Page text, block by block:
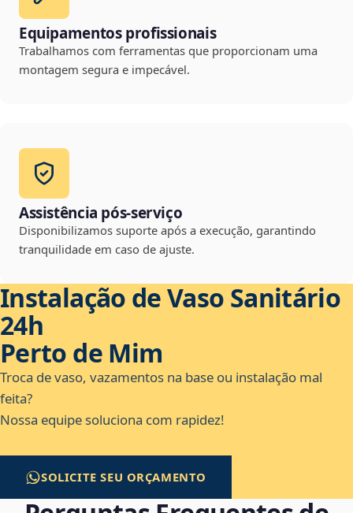
Equipamentos profissionais
Trabalhamos com ferramentas que proporcionam uma
montagem segura e impecável.
Assistência pós-serviço
Disponibilizamos suporte após a execução, garantindo
tranquilidade em caso de ajuste.
Instalação de Vaso Sanitário
24h
Perto de Mim
Troca de vaso, vazamentos na base ou instalação mal
feita?
Nossa equipe soluciona com rapidez!
SOLICITE SEU ORÇAMENTO